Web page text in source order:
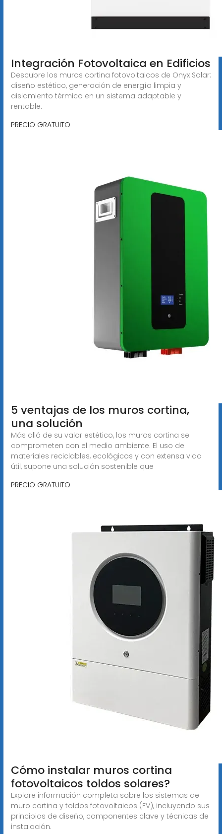
Integración Fotovoltaica en Edificios
Descubre los muros cortina fotovoltaicos de Onyx Solar:
diseño estético, generación de energía limpia y
aislamiento térmico en un sistema adaptable y
rentable.
PRECIO GRATUITO
5 ventajas de los muros cortina,
una solución
Más allá de su valor estético, los muros cortina se
comprometen con el medio ambiente. El uso de
materiales reciclables, ecológicos y con extensa vida
útil, supone una solución sostenible que
PRECIO GRATUITO
Cómo instalar muros cortina
fotovoltaicos toldos solares?
Explore información completa sobre los sistemas de
muro cortina y toldos fotovoltaicos (FV), incluyendo sus
principios de diseño, componentes clave y técnicas de
instalación.